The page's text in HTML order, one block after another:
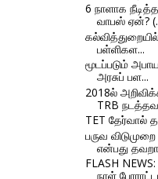
6 நாளாக
வாபஸ் ஏன்?
பள்ளிகள...
மூடப்படும்
அரசுப் பள...
2018ல்
TRB
TET தேர்வால்
பருவ
என்பது
FLASH
நாள்